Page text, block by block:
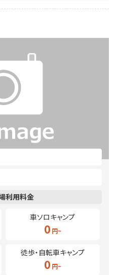
車ソロキャンプ
0
徒歩・自転車キャンプ
0